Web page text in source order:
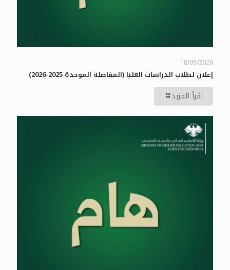
18/05/2026
إعلان لطلاب الدراسات العليا (المفاضلة الموحدة 2025-2026)
اقرأ المزيد